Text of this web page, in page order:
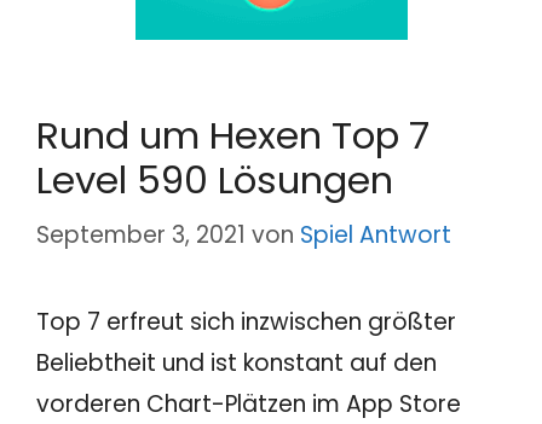
Rund um Hexen Top 7
Level 590 Lösungen
September 3, 2021 von Spiel Antwort
Top 7 erfreut sich inzwischen größter
Beliebtheit und ist konstant auf den
vorderen Chart-Plätzen im App Store